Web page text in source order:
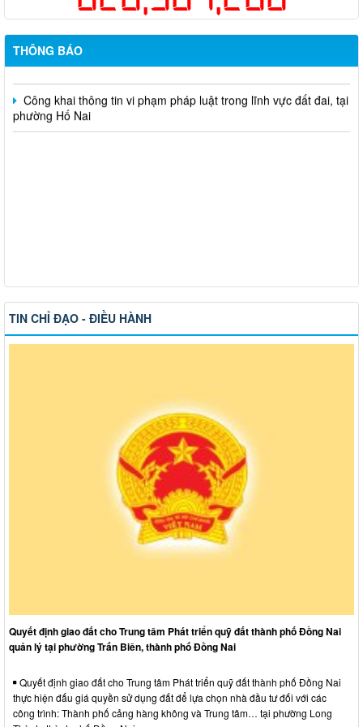
THÔNG BÁO
Hỗ trợ đăng tải thông tin hợp nhất, thay đổi địa chỉ trụ sở làm
việc
Công khai thông tin vi phạm pháp luật trong lĩnh vực đất đai, tại
phường Hố Nai
TIN CHỈ ĐẠO - ĐIỀU HÀNH
Quyết định giao đất cho Trung tâm Phát triển quỹ đất thành phố Đồng Nai
quản lý tại phường Trấn Biên, thành phố Đồng Nai
Quyết định giao đất cho Trung tâm Phát triển quỹ đất thành phố Đồng Nai
thực hiện đấu giá quyền sử dụng đất để lựa chọn nhà đầu tư đối với các
công trình: Thành phố cảng hàng không và Trung tâm… tại phường Long